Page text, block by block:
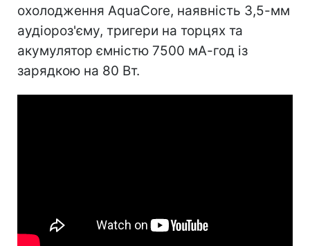
охолодження AquaCore, наявність 3,5-мм
аудіороз'єму, тригери на торцях та
акумулятор ємністю 7500 мА-год із
зарядкою на 80 Вт.